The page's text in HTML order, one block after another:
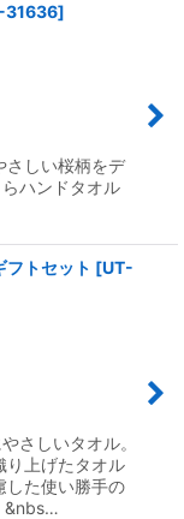
31636]
さしい桜柄をデ
ハンドタオル
フトセット [UT-
さしいタオル。
り上げたタオル
した使い勝手の
&nbs…